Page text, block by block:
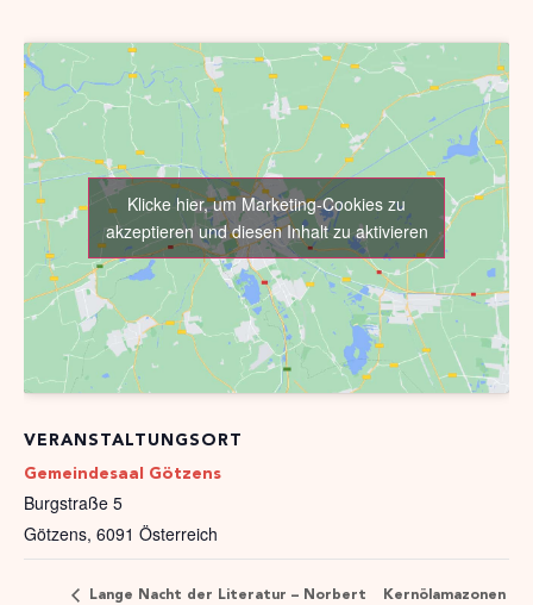
VERANSTALTUNGSORT
Gemeindesaal Götzens
Burgstraße 5
Götzens, 6091 Österreich
Klicke hier, um Marketing-Cookies zu
akzeptieren und diesen Inhalt zu aktivieren
Lange Nacht der Literatur – Norbert
Kernölamazonen